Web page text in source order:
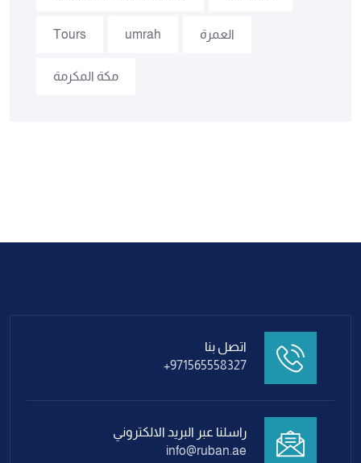
Tours umrah العمرة
مكة المكرمة
اتصل بنا
+971565558327
راسلنا عبر البريد الالكتروني
info@ruban.ae